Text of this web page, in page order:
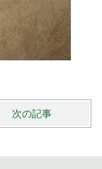
次の記事